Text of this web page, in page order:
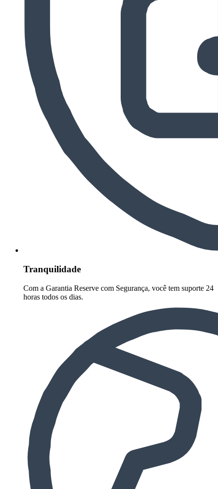
Tranquilidade
Com a Garantia Reserve com Segurança, você tem suporte 24
horas todos os dias.